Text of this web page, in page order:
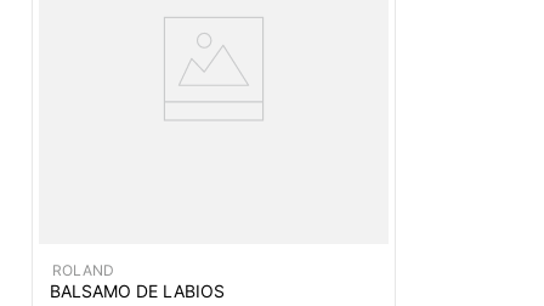
ROLAND
BALSAMO DE LABIOS